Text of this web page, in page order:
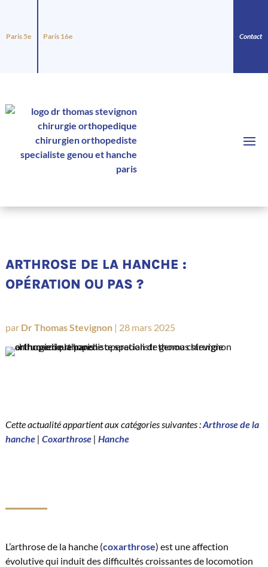
Paris 5e Paris 16e Contact
ARTHROSE DE LA HANCHE :
OPÉRATION OU PAS ?
par Dr Thomas Stevignon| 28 mars 2025
Cette actualité appartient aux catégories suivantes :Arthrose de la
hanche| Coxarthrose| Hanche
L’arthrose de la hanche (coxarthrose) est une affection
évolutive qui induit des difficultés croissantes de locomotion